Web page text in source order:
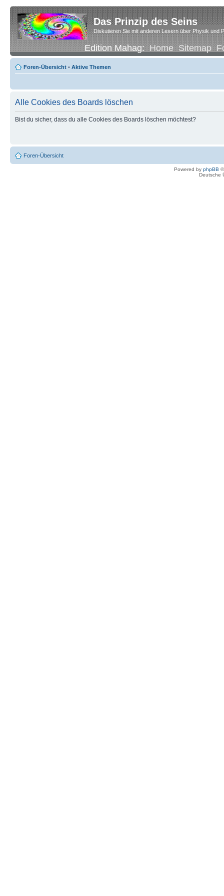
Das Prinzip des Seins
Diskutieren Sie mit anderen Lesern über Physik und
Edition Mahag:Home Sitemap
Foren-Übersicht • Aktive Themen
Alle Cookies des Boards löschen
Bist du sicher, dass du alle Cookies des Boards löschen möchtest?
Foren-Übersicht
Powered by phpBB
Deutsche